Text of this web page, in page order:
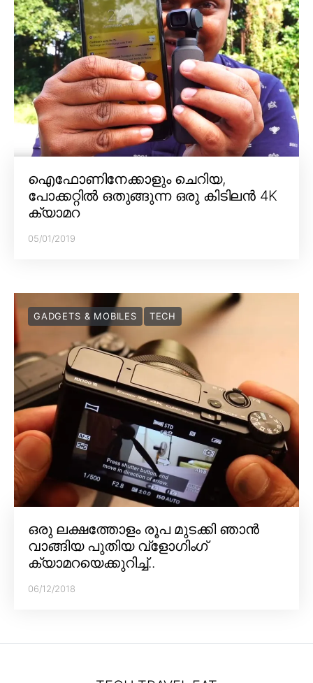
ഐഫോണിനേക്കാളും ചെറിയ,
പോക്കറ്റിൽ ഒതുങ്ങുന്ന ഒരു കിടിലൻ 4K
ക്യാമറ
05/01/2019
GADGETS & MOBILES TECH
ഒരു ലക്ഷത്തോളം രൂപ മുടക്കി ഞാൻ
വാങ്ങിയ പുതിയ വ്‌ളോഗിംഗ്
ക്യാമറയെക്കുറിച്ച്..
06/12/2018